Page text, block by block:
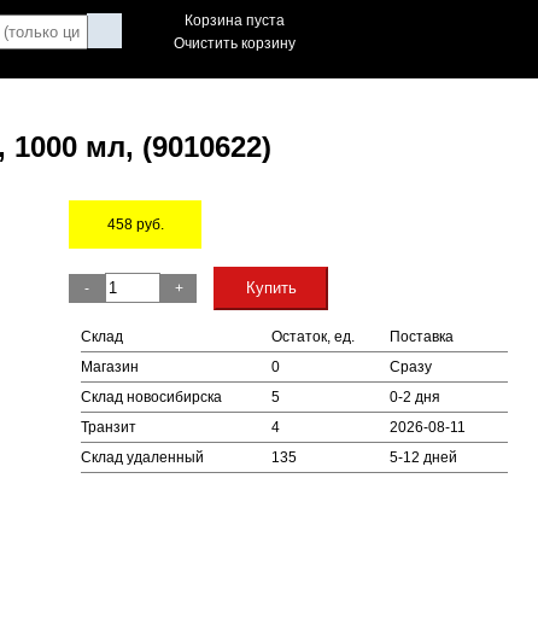
Корзина пуста
Очистить корзину
мл, (9010622)
458руб.
-
+ Купить
Склад Остаток, ед.
Поставка
Магазин
0
Сразу
Склад новосибирска
5
0-2 дня
Транзит
4
2026-08-11
Склад удаленный
135 5-12 дней